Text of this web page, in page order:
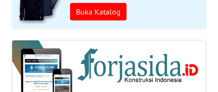
Buka Katalog
WAHANA
TANI
WAHANA
TRAVEL
WAHANA